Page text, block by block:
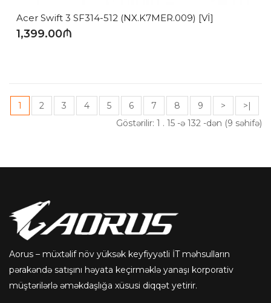
Acer Swift 3 SF314-512 (NX.K7MER.009) [Vİ]
1,399.00₼
1 2 3 4 5 6 7 8 9 >
>|
Göstərilir: 1 . 15 -ə 132 -dən (9 səhifə)
Aorus – müxtəlif növ yüksək keyfiyyətli İT məhsulların
pərakəndə satışını həyata keçirməklə yanaşı korporativ
müştərilərlə əməkdaşlığa xüsusi diqqət yetirir.